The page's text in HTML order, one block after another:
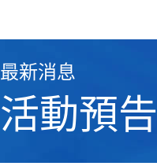
最新消息
活動預告